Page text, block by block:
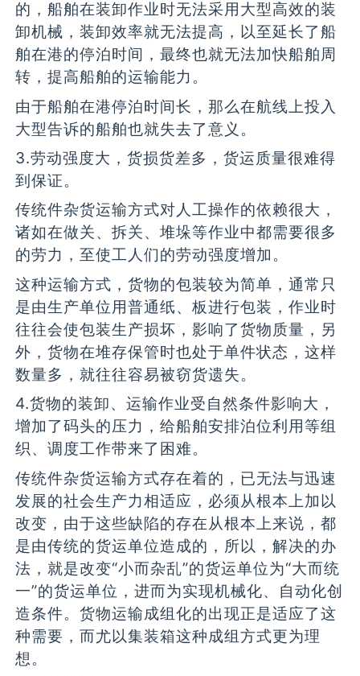
的，船舶在装卸作业时无法采用大型高效的装
卸机械，装卸效率就无法提高，以至延长了船
舶在港的停泊时间，最终也就无法加快船舶周
转，提高船舶的运输能力。
由于船舶在港停泊时间长，那么在航线上投入
大型告诉的船舶也就失去了意义。
3.劳动强度大，货损货差多，货运质量很难得
到保证。
传统件杂货运输方式对人工操作的依赖很大，
诸如在做关、拆关、堆垛等作业中都需要很多
的劳力，至使工人们的劳动强度增加。
这种运输方式，货物的包装较为简单，通常只
是由生产单位用普通纸、板进行包装，作业时
往往会使包装生产损坏，影响了货物质量，另
外，货物在堆存保管时也处于单件状态，这样
数量多，就往往容易被窃货遗失。
4.货物的装卸、运输作业受自然条件影响大，
增加了码头的压力，给船舶安排泊位利用等组
织、调度工作带来了困难。
传统件杂货运输方式存在着的，已无法与迅速
发展的社会生产力相适应，必须从根本上加以
改变，由于这些缺陷的存在从根本上来说，都
是由传统的货运单位造成的，所以，解决的办
法，就是改变“小而杂乱”的货运单位为“大而统
一”的货运单位，进而为实现机械化、自动化创
造条件。货物运输成组化的出现正是适应了这
种需要，而尤以集装箱这种成组方式更为理
想。